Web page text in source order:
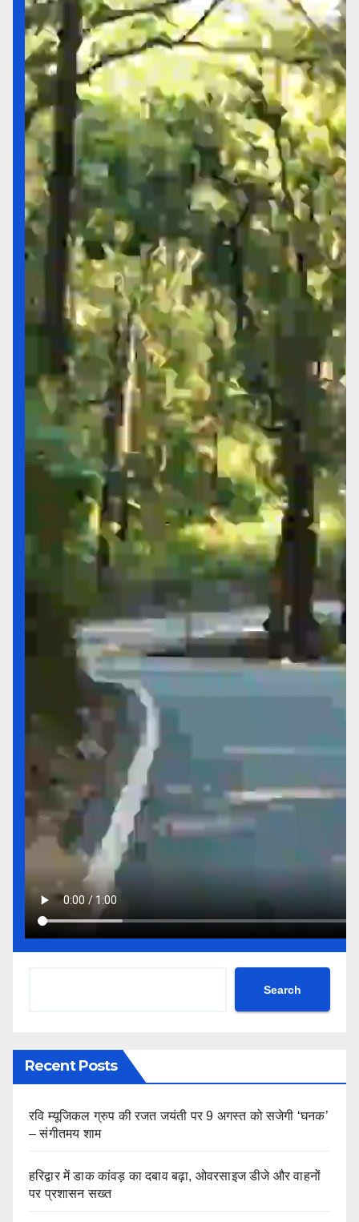
Search
Recent Posts
रवि म्यूजिकल ग्रुप की रजत जयंती पर 9 अगस्त को सजेगी ‘घनक’
– संगीतमय शाम
हरिद्वार में डाक कांवड़ का दबाव बढ़ा, ओवरसाइज डीजे और वाहनों
पर प्रशासन सख्त